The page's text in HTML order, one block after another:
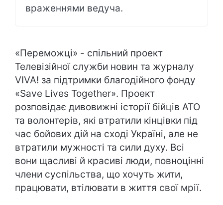
враженнями ведуча.
«Переможці» - спільний проект
Телевізійної служби новин та журналу
VIVA! за підтримки благодійного фонду
«Save Lives Together». Проект
розповідає дивовижні історії бійців АТО
та волонтерів, які втратили кінцівки під
час бойових дій на сході Україні, але не
втратили мужності та сили духу. Всі
вони щасливі й красиві люди, повноцінні
члени суспільства, що хочуть жити,
працювати, втілювати в життя свої мрії.